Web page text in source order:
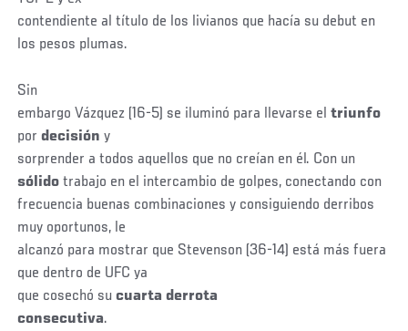
contendiente al título de los livianos que hacía su debut en
los pesos plumas.
Sin
embargo Vázquez (16-5) se iluminó para llevarse eltriunfo
pordecisión y
sorprender a todos aquellos que no creían en él. Con un
sólido trabajo en el intercambio de golpes, conectando con
frecuencia buenas combinaciones y consiguiendo derribos
muy oportunos, le
alcanzó para mostrar que Stevenson (36-14) está más fuera
que dentro de UFC ya
que cosechó sucuarta derrota
consecutiva.